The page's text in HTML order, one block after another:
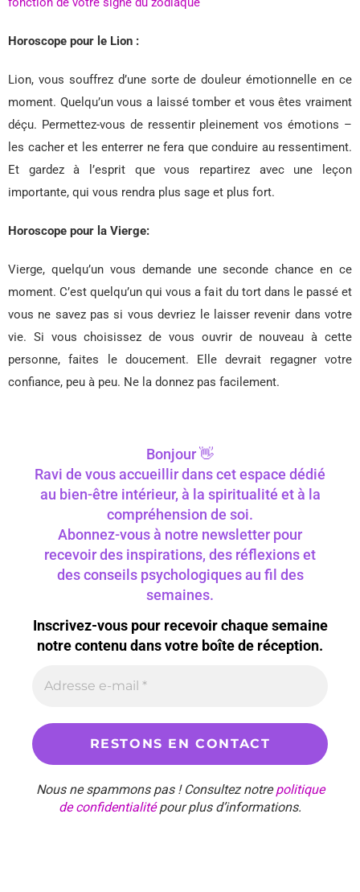
Horoscope pour le Lion :
Lion, vous souffrez d’une sorte de douleur émotionnelle en ce
moment. Quelqu’un vous a laissé tomber et vous êtes vraiment
déçu. Permettez-vous de ressentir pleinement vos émotions –
les cacher et les enterrer ne fera que conduire au ressentiment.
Et gardez à l’esprit que vous repartirez avec une leçon
importante, qui vous rendra plus sage et plus fort.
Horoscope pour la Vierge:
Vierge, quelqu’un vous demande une seconde chance en ce
moment. C’est quelqu’un qui vous a fait du tort dans le passé et
vous ne savez pas si vous devriez le laisser revenir dans votre
vie. Si vous choisissez de vous ouvrir de nouveau à cette
personne, faites le doucement. Elle devrait regagner votre
confiance, peu à peu. Ne la donnez pas facilement.
Bonjour 👋
Ravi de vous accueillir dans cet espace dédié
au bien-être intérieur, à la spiritualité et à la
compréhension de soi.
Abonnez-vous à notre newsletter pour
recevoir des inspirations, des réflexions et
des conseils psychologiques au fil des
semaines.
Inscrivez-vous pour recevoir chaque semaine
notre contenu dans votre boîte de réception.
Nous ne spammons pas ! Consultez notrepolitique
de confidentialitépour plus d’informations.